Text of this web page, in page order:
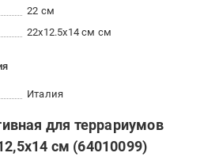
22 см
22х12.5х14 см см
Италия
для террариумов
см (64010099)